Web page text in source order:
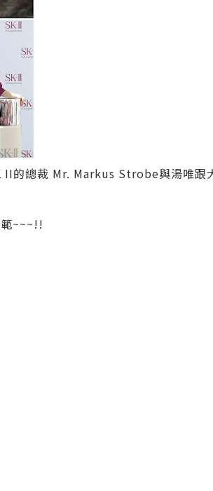
II的總裁 Mr. Markus Strobe與湯唯跟
~~~!!